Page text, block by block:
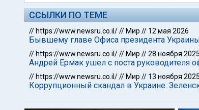
ССЫЛКИ ПО ТЕМЕ
// https://www.newsru.co.il/// Мир // 12 мая 2026
Бывшему главе Офиса президента
// https://www.newsru.co.il/// Мир //28 ноября 2025
Андрей Ермак ушел с поста руководителя
// https://www.newsru.co.il/// Мир // 13 ноября 2025
Коррупционный скандал в Украине: